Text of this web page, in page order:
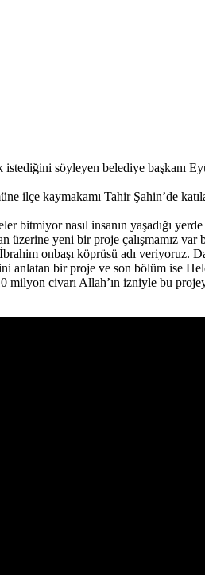
söyleyen belediye başkanı
ilçe kaymakamı Tahir Şahin’de
bitmiyor nasıl insanın yaşadığı
yeni bir proje çalışmamız
onbaşı köprüsü adı veriyoruz.
anlatan bir proje ve son bölüm ise
civarı Allah’ın izniyle bu